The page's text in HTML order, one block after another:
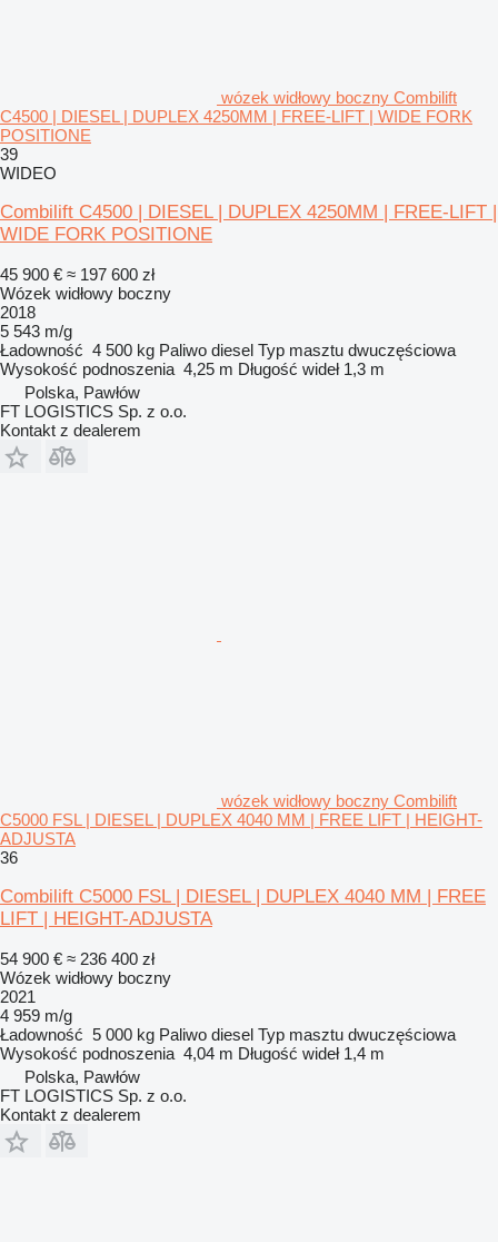
wózek widłowy boczny Combilift
C4500 | DIESEL | DUPLEX 4250MM | FREE-LIFT | WIDE FORK
POSITIONE
39
WIDEO
Combilift C4500 | DIESEL | DUPLEX 4250MM | FREE-LIFT |
WIDE FORK POSITIONE
45 900 € ≈ 197 600 zł
Wózek widłowy boczny
2018
5 543 m/g
Ładowność 4 500 kg Paliwo diesel Typ masztu dwuczęściowa
Wysokość podnoszenia 4,25 m Długość wideł 1,3 m
Polska, Pawłów
FT LOGISTICS Sp. z o.o.
Kontakt z dealerem
wózek widłowy boczny Combilift
C5000 FSL | DIESEL | DUPLEX 4040 MM | FREE LIFT | HEIGHT-
ADJUSTA
36
Combilift C5000 FSL | DIESEL | DUPLEX 4040 MM | FREE
LIFT | HEIGHT-ADJUSTA
54 900 € ≈ 236 400 zł
Wózek widłowy boczny
2021
4 959 m/g
Ładowność 5 000 kg Paliwo diesel Typ masztu dwuczęściowa
Wysokość podnoszenia 4,04 m Długość wideł 1,4 m
Polska, Pawłów
FT LOGISTICS Sp. z o.o.
Kontakt z dealerem